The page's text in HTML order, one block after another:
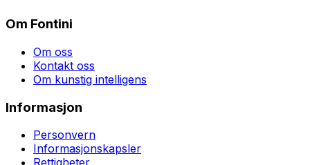
Om Fontini
Om oss
Kontakt oss
Om kunstig intelligens
Informasjon
Personvern
Informasjonskapsler